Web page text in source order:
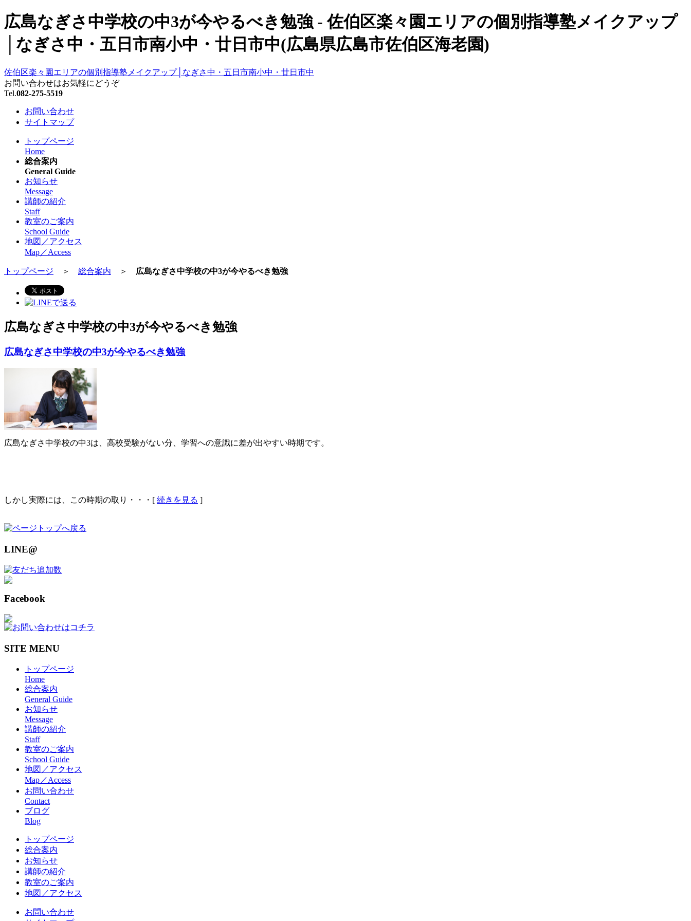
広島なぎさ中学校の中3が今やるべき勉強 - 佐伯区楽々園エリアの個別指導塾メイクアップ
│なぎさ中・五日市南小中・廿日市中(広島県広島市佐伯区海老園)
佐伯区楽々園エリアの個別指導塾メイクアップ│なぎさ中・五日市南小中・廿日市中
お問い合わせはお気軽にどうぞ
Tel.082-275-5519
お問い合わせ
サイトマップ
トップページ
Home
総合案内
General Guide
お知らせ
Message
講師の紹介
Staff
教室のご案内
School Guide
地図／アクセス
Map／Access
トップページ ＞ 総合案内 ＞ 広島なぎさ中学校の中3が今やるべき勉強
広島なぎさ中学校の中3が今やるべき勉強
広島なぎさ中学校の中3が今やるべき勉強
広島なぎさ中学校の中3は、高校受験がない分、学習への意識に差が出やすい時期です。
しかし実際には、この時期の取り・・・[ 続きを見る ]
LINE@
Facebook
SITE MENU
トップページ
Home
総合案内
General Guide
お知らせ
Message
講師の紹介
Staff
教室のご案内
School Guide
地図／アクセス
Map／Access
お問い合わせ
Contact
ブログ
Blog
トップページ
総合案内
お知らせ
講師の紹介
教室のご案内
地図／アクセス
お問い合わせ